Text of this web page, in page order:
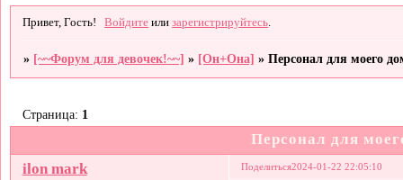
Привет, Гость! Войдите илизарегистрируйтесь
» [~~Форум для девочек!~~] » [Он+Она] »Персонал для моего
Персонал для
Страница: 1
Поделиться2024-01-22 22:05:10
ilon mark